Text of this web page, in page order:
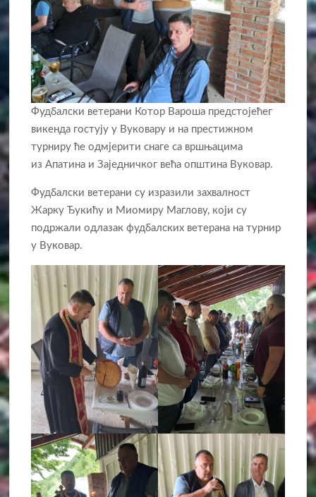
Фудбалски ветерани Котор Вароша предстојећег
викенда гостују у Вуковару и на престижном
турниру ће одмјерити снаге са вршњацима
из Апатина и Заједничког већа општина Вуковар.
Фудбалски ветерани су изразили захвалност
Жарку Ђукићу и Миомиру Маглову, који су
подржали одлазак фудбалских ветерана на турнир
у Вуковар.